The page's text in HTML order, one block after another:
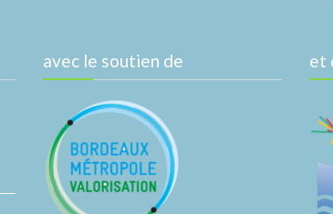
avec le soutien de et